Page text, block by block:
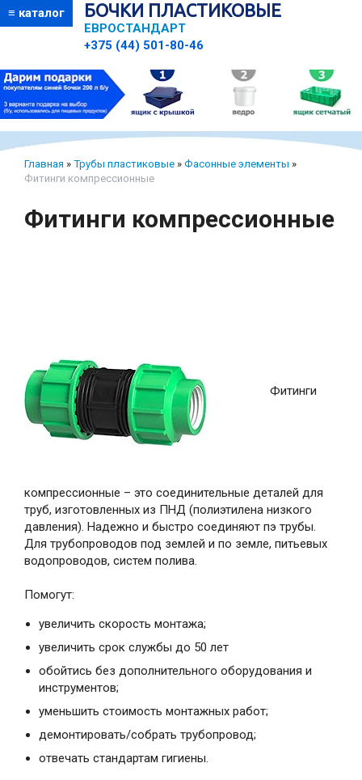
≡ каталог БОЧКИ ПЛАСТИКОВЫЕ
ЕВРОСТАНДАРТ
+375 (44) 501-80-46
Главная » Трубы пластиковые » Фасонные элементы »
Фитинги компрессионные
Фитинги компрессионные
Фитинги
компрессионные – это соединительные деталей для
труб, изготовленных из ПНД (полиэтилена низкого
давления). Надежно и быстро соединяют пэ трубы.
Для трубопроводов под землей и по земле, питьевых
водопроводов, систем полива.
Помогут:
увеличить скорость монтажа;
увеличить срок службы до 50 лет
обойтись без дополнительного оборудования и
инструментов;
уменьшить стоимость монтажных работ;
демонтировать/собрать трубопровод;
отвечать стандартам гигиены.